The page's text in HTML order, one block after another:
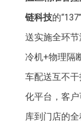
链科技的
送实施全环
冷机+物理隔
车配送互不
化平台，客
库到门店的